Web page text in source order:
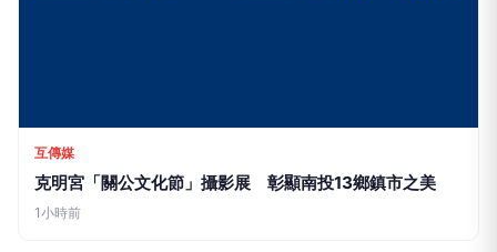
互傳媒
克明宮「關公文化節」攝影展 彰顯南投13鄉鎮市之美
1小時前